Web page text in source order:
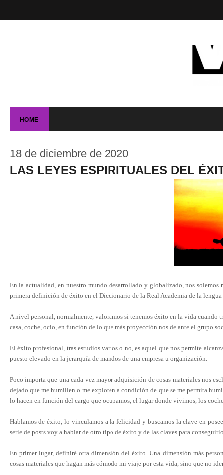
HOME
18 de diciembre de 2020
LAS LEYES ESPIRITUALES DEL
En la actualidad, en nuestro mundo desarrollado y globalizado, nos
primera definición de éxito en el Diccionario de la Real Academia de la lengua
A nivel personal, normalmente, valoramos si tenemos éxito en la vida cuando
casa, coche, ocio, en función de lo que más proyección nos de ante el grupo
El éxito profesional, tras estudios varios o no, es aquel que nos permite
puesto elevado en la jerarquía de mandos de una empresa u organización.
Poco importa que una cada vez mayor adquisición de cosas materiales nos
dejado que me humillen o me exploten a condición de que se me permita
lo hacen en función del cargo que ocupamos, el lugar donde vivimos, los
Hablamos de éxito, lo vinculamos a la felicidad y buscamos la clave en
serie de posts voy a hablar de otro tipo de éxito y de las claves para
En primer lugar, definiré otra dimensión del éxito. Una dimensión más
cosas materiales que hagan más cómodo mi viaje por esta vida, sino que no